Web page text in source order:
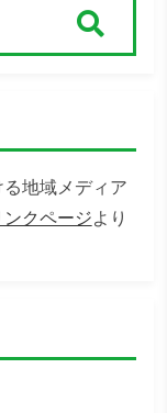
地域メディア
クページより